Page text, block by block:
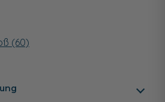
(60)